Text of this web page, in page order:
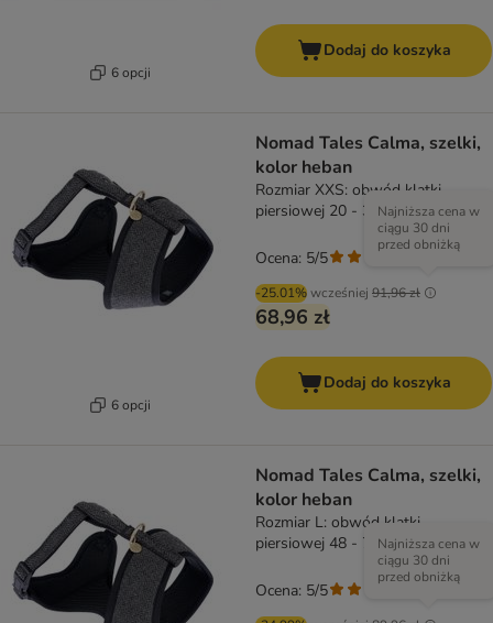
6 opcji
Dodaj do koszyka
6 opcji
Nomad Tales Calma, szelki,
kolor heban
Rozmiar XXS: obwód klatki
piersiowej 20 - 30 cm
-25.01%wcześniej 91,96 zł
Najniższa cena w
ciągu 30 dni
przed obniżką
68,96 zł
Ocena: 5/5
Dodaj do koszyka
Nomad Tales Calma, szelki,
kolor heban
Rozmiar L: obwód klatki
piersiowej 48 - 72 cmNajniższa cena w
ciągu 30 dni
przed obniżką
Ocena: 5/5